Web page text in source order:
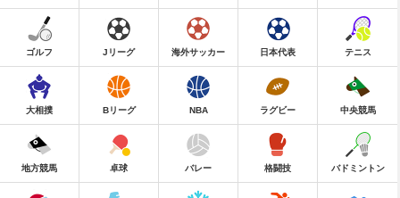
ゴルフ Jリーグ 海外サッカー 日本代表 テニス
大相撲 Bリーグ NBA ラグビー 中央競馬
地方競馬 卓球 バレー 格闘技 バドミントン